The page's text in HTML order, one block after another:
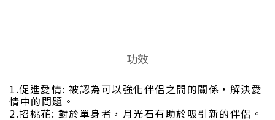
功效
1.促進愛情: 被認為可以強化伴侶之間的關係，解決愛
情中的問題。
2.招桃花: 對於單身者，月光石有助於吸引新的伴侶。